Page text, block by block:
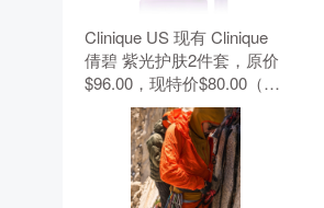
Clinique US 现有 Clinique
倩碧 紫光护肤2件套，原价
$96.00，现特价$80.00（约
541.24元）。 无需使用优惠